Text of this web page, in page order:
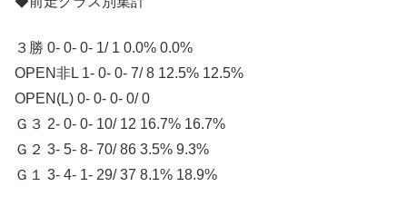
３勝 0- 0- 0- 1/ 1 0.0% 0.0%
OPEN非L 1- 0- 0- 7/ 8 12.5% 12.5%
OPEN(L) 0- 0- 0- 0/ 0
Ｇ３ 2- 0- 0- 10/ 12 16.7% 16.7%
Ｇ２ 3- 5- 8- 70/ 86 3.5% 9.3%
Ｇ１ 3- 4- 1- 29/ 37 8.1% 18.9%